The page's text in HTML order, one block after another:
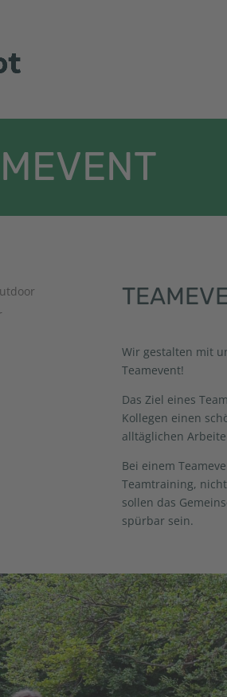
Wir gestalten mit
Teamevent!
Das Ziel eines
Kollegen einen
alltäglichen
Bei einem
Teamtraining,
sollen das
spürbar sein.